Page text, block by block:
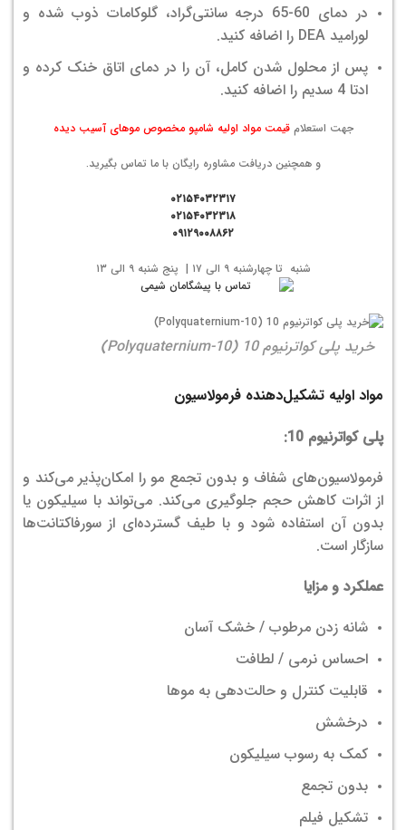
در دمای 60-65 درجه سانتی‌گراد، گلوکامات ذوب شده و
لورامید DEA را اضافه کنید.
پس از محلول شدن کامل، آن را در دمای اتاق خنک کرده و
ادتا 4 سدیم را اضافه کنید.
جهت استعلامقیمت مواد اولیه شامپو مخصوص موهای آسیب دیده
و همچنین دریافت مشاوره رایگان با ما تماس بگیرید.
۰۲۱۵۴۰۳۲۳۱۷
۰۲۱۵۴۰۳۲۳۱۸
۰۹۱۲۹۰۰۸۸۶۲
شنبه تا چهارشنبه ۹ الی ۱۷ | پنج شنبه ۹ الی ۱۳
خرید پلی کواترنیوم 10 (Polyquaternium-10)
مواد اولیه تشکیل‌دهنده فرمولاسیون
پلی کواترنیوم 10:
فرمولاسیون‌های شفاف و بدون تجمع مو را امکان‌پذیر می‌کند و
از اثرات کاهش حجم جلوگیری می‌کند. می‌تواند با سیلیکون یا
بدون آن استفاده شود و با طیف گسترده‌ای از سورفاکتانت‌ها
سازگار است.
عملکرد و مزایا
شانه زدن مرطوب / خشک آسان
احساس نرمی / لطافت
قابلیت کنترل و حالت‌دهی به موها
درخشش
کمک به رسوب سیلیکون
بدون تجمع
تشکیل فیلم